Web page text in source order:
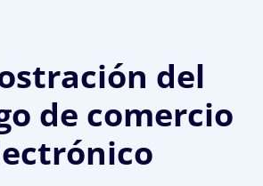
del
de comercio